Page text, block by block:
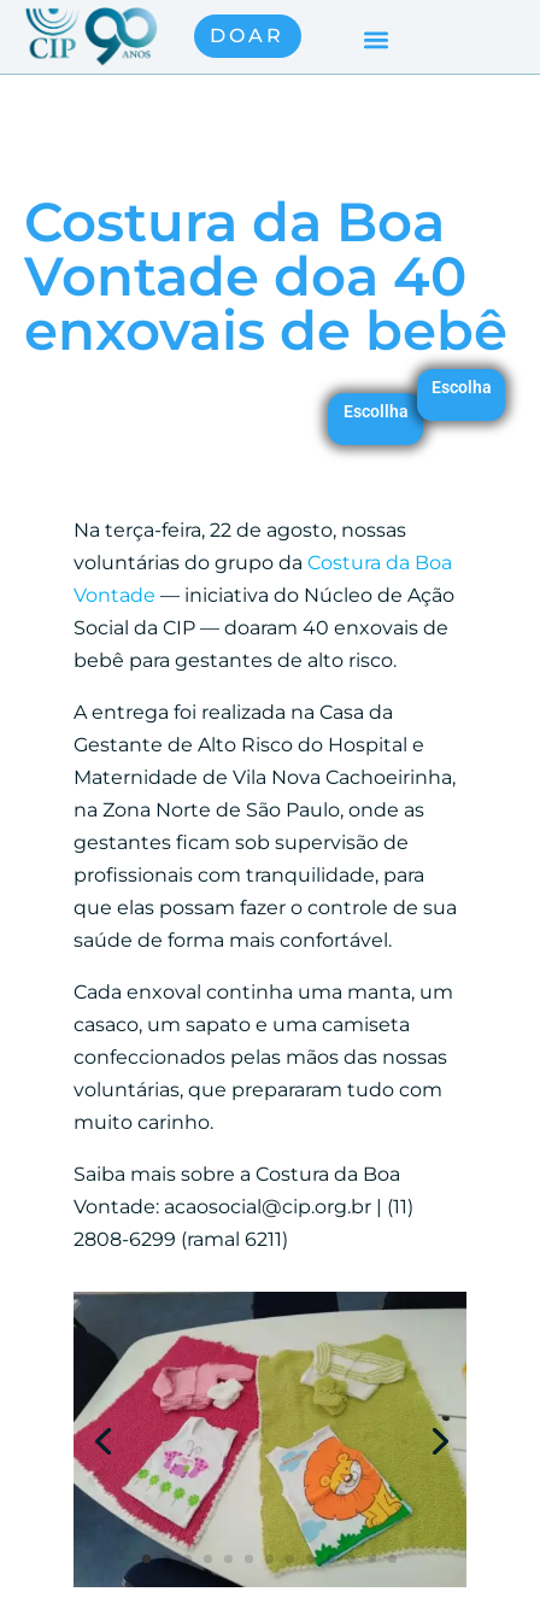
DOAR
Costura da Boa
Vontade doa 40
enxovais de bebê
Escollha
Escolha
Na terça-feira, 22 de agosto, nossas
voluntárias do grupo da Costura da Boa
Vontade — iniciativa do Núcleo de Ação
Social da CIP — doaram 40 enxovais de
bebê para gestantes de alto risco.
A entrega foi realizada na Casa da
Gestante de Alto Risco do Hospital e
Maternidade de Vila Nova Cachoeirinha,
na Zona Norte de São Paulo, onde as
gestantes ficam sob supervisão de
profissionais com tranquilidade, para
que elas possam fazer o controle de sua
saúde de forma mais confortável.
Cada enxoval continha uma manta, um
casaco, um sapato e uma camiseta
confeccionados pelas mãos das nossas
voluntárias, que prepararam tudo com
muito carinho.
Saiba mais sobre a Costura da Boa
Vontade: acaosocial@cip.org.br | (11)
2808-6299 (ramal 6211)